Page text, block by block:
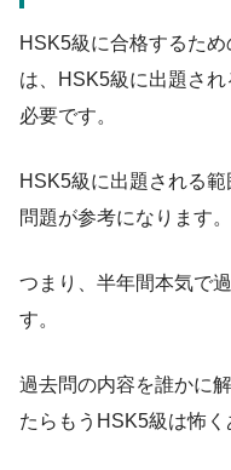
HSK5級に合格するた
は、HSK5級に出題さ
必要です。
HSK5級に出題される
問題が参考になります。
つまり、半年間本気で
す。
過去問の内容を誰かに
たらもうHSK5級は怖く